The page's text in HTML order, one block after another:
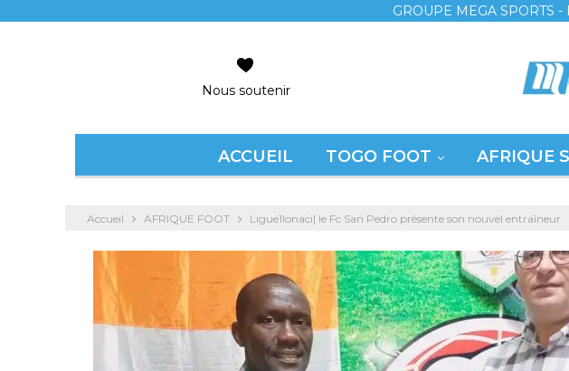
GROUPE MEGA SPORTS
Nous soutenir
ACCUEIL TOGO FOOT AFRIQUE
Accueil AFRIQUE FOOT Ligue1lonaci| le Fc San Pedro présente son nouvel entraîneur